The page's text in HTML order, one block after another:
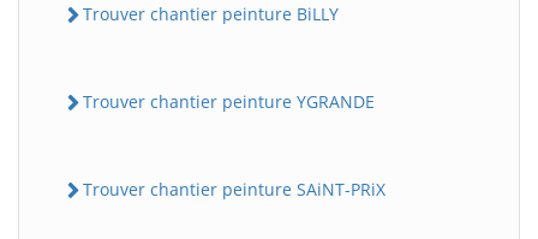
Trouver chantier peinture BiLLY
Trouver chantier peinture YGRANDE
Trouver chantier peinture SAiNT-PRiX